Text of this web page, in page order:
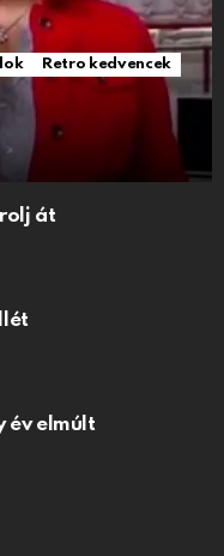
Retro kedvencek
át
év elmúlt